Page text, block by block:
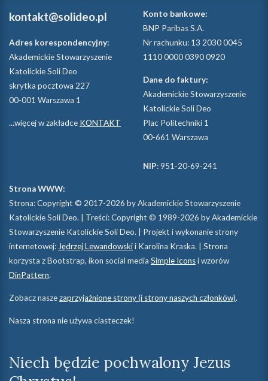
kontakt@solideo.pl
Adres korespondencyjny:
Akademickie Stowarzyszenie
Katolickie Soli Deo
skrytka pocztowa 227
00-001 Warszawa 1
...więcej w zakładce KONTAKT
Konto bankowe:
BNP Paribas S.A.
Nr rachunku: 13 2030 0045
1110 0000 0390 0920
Dane do faktury:
Akademickie Stowarzyszenie
Katolickie Soli Deo
Plac Politechniki 1
00-661 Warszawa
NIP: 951-20-69-241
Strona WWW:
Strona: Copyright © 2017-2026 by Akademickie Stowarzyszenie
Katolickie Soli Deo. | Treści: Copyright © 1989-2026 by Akademickie
Stowarzyszenie Katolickie Soli Deo. | Projekt i wykonanie strony
internetowej: Jędrzej Lewandowskii Karolina Kraska. | Strona
korzysta z Bootstrap, ikon social media Simple Iconsi wzorów
DinPattern.
Zobacz naszezaprzyjaźnione strony (i strony naszych członków).
Nasza strona nie używa ciasteczek!
Niech będzie pochwalony Jezus